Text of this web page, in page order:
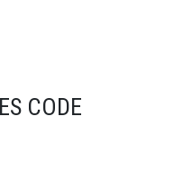
CODE